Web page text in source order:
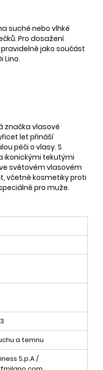
suché nebo vlhké
Pro dosažení
jako součást
Lino.
značka vlasové
let přináší
péči o vlasy. S
ikonickými tekutými
světovém vlasovém
včetně kosmetiky proti
pro muže.
a temnu
S.p.A /